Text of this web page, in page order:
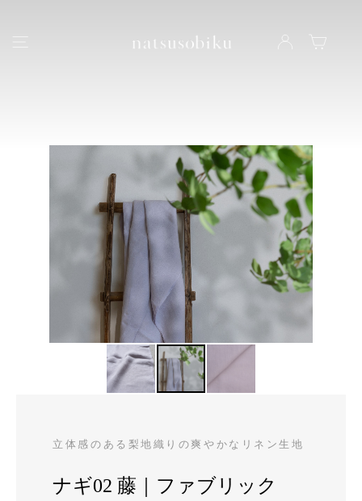
natsusobiku
立体感のある梨地織りの爽やかなリネン生地
ナギ02 藤｜ファブリック